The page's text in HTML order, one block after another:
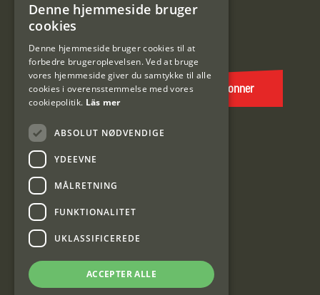
E-
post
(Påkrævet)
Abonner
Interjakt DK
Interjakt Sweden AB, Årjäng
Org: 553222-3915
SWEDISH
Denne hjemmeside bruger
cookies
Denne hjemmeside bruger cookies til at
forbedre brugeroplevelsen. Ved at bruge
vores hjemmeside giver du samtykke til alle
cookies i overensstemmelse med vores
cookiepolitik. Läs mer
ABSOLUT NØDVENDIGE
YDEEVNE
MÅLRETNING
FUNKTIONALITET
UKLASSIFICEREDE
ACCEPTER ALLE